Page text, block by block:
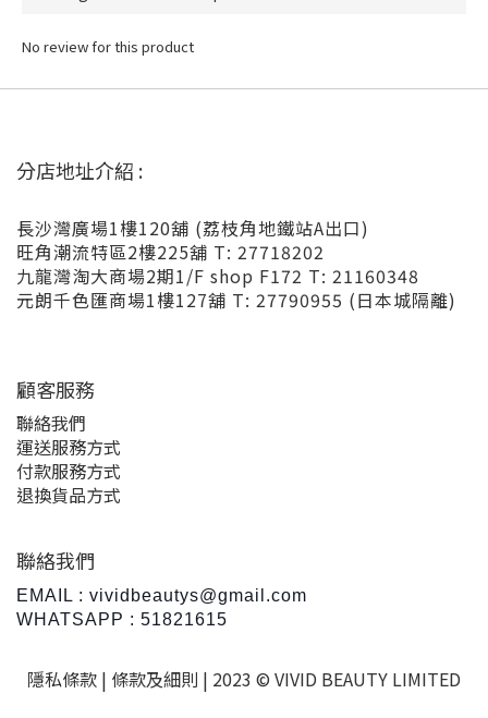
No review for this product
分店地址介紹 :
長沙灣廣場1樓120舖 (荔枝角地鐵站A出口)
旺角潮流特區2樓225舖 T: 27718202
九龍灣淘大商場2期1/F shop F172 T: 21160348
元朗千色匯商場1樓127舖 T: 27790955 (日本城隔離)
顧客服務
聯絡我們
運送服務方式
付款服務方式
退換貨品方式
聯絡我們
EMAIL : vividbeautys@gmail.com
WHATSAPP : 51821615
隱私條款 | 條款及細則 | 2023 © VIVID BEAUTY LIMITED